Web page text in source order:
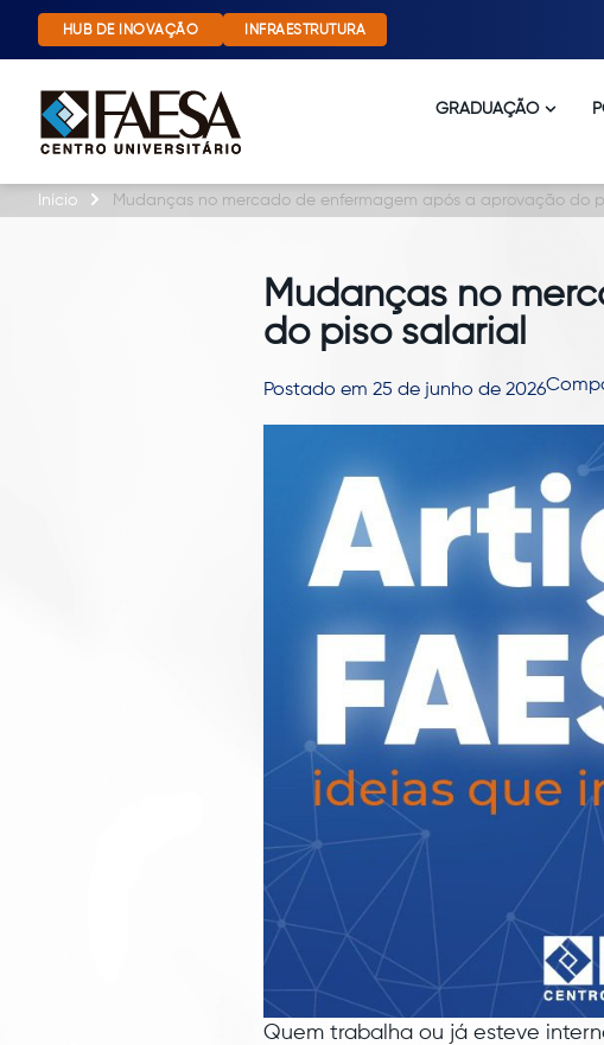
HUB DE INOVAÇÃO INFRAESTRUTURA
GRADUAÇÃO
Início Mudanças no mercado de enfermagem após a aprovação do
Mudanças no
do piso salarial
Postado em 25 de junho de 2026
Quem trabalha ou já esteve